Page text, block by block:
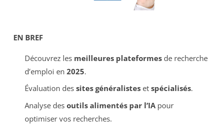
EN BREF
Découvrez les meilleures plateformesde recherche
d’emploi en 2025.
Évaluation des sites généralisteset spécialisés.
Analyse des outils alimentés par l’IApour
optimiser vos recherches.